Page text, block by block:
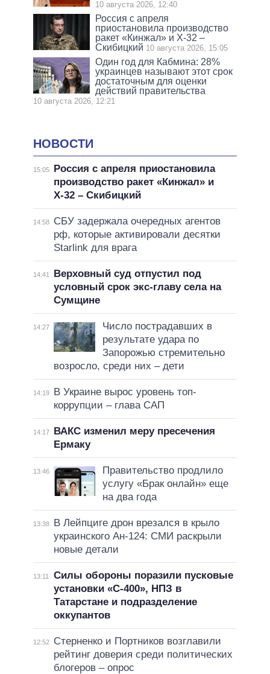
10 августа 2026, 12:40
Россия с апреля
приостановила производство
ракет «Кинжал» и Х-32 –
Скибицкий 10 августа 2026, 15:05
Один год для Кабмина: 28%
украинцев называют этот срок
достаточным для оценки
действий правительства
10 августа 2026, 12:21
НОВОСТИ
15:05
Россия с апреля приостановила
производство ракет «Кинжал» и
Х-32 – Скибицкий
14:58
СБУ задержала очередных агентов
рф, которые активировали десятки
Starlink для врага
14:41
Верховный суд отпустил под
условный срок экс-главу села на
Сумщине
14:27
Число пострадавших в
результате удара по
Запорожью стремительно
возросло, среди них – дети
14:19
В Украине вырос уровень топ-
коррупции – глава САП
14:17
ВАКС изменил меру пресечения
Ермаку
13:46
Правительство продлило
услугу «Брак онлайн» еще
на два года
13:38
В Лейпциге дрон врезался в крыло
украинского Ан-124: СМИ раскрыли
новые детали
13:11
Силы обороны поразили пусковые
установки «С-400», НПЗ в
Татарстане и подразделение
оккупантов
12:52
Стерненко и Портников возглавили
рейтинг доверия среди политических
блогеров – опрос